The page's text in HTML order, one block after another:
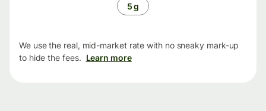
5 g
We use the real, mid-market rate with no sneaky mark-up
to hide the fees. Learn more